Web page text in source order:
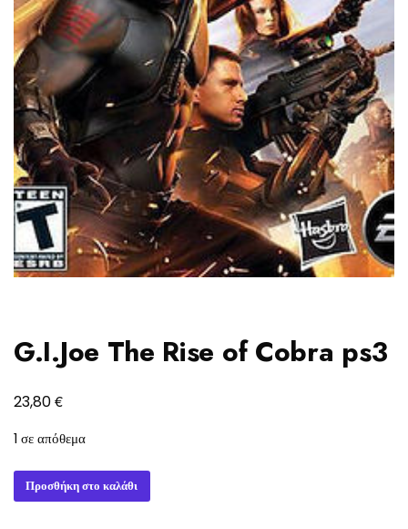
G.I.Joe The Rise of Cobra ps3
23,80€
1 σε απόθεμα
G.I.Joe
The
Προσθήκη στο καλάθι